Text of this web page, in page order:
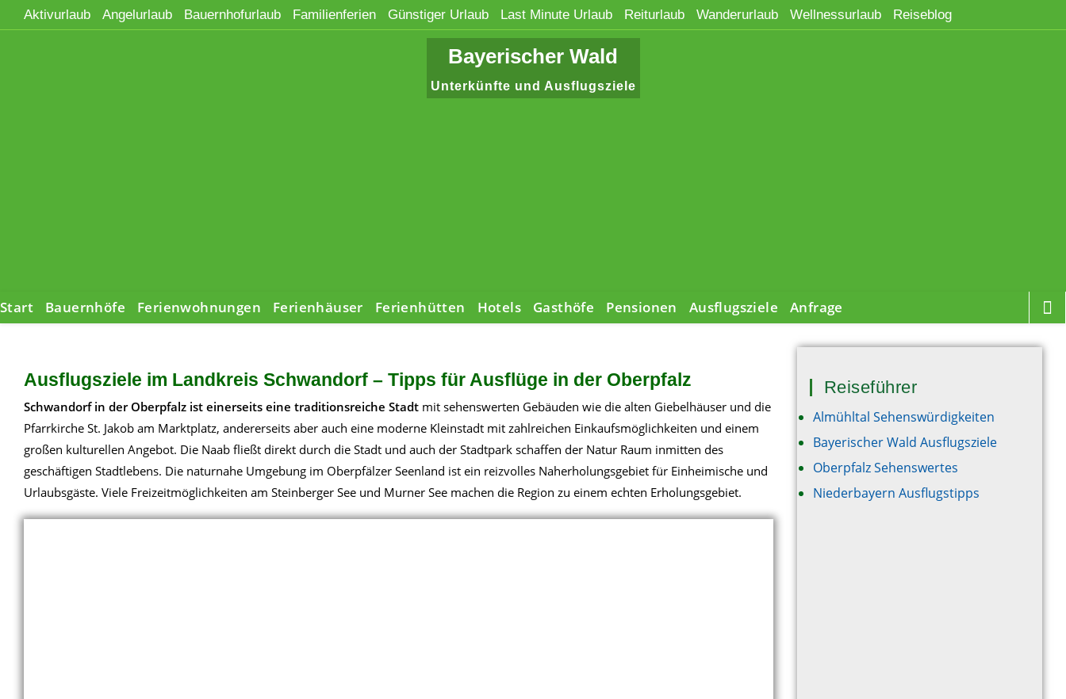
Inhalt
Aktivurlaub Angelurlaub Bauernhofurlaub Familienferien Günstiger Urlaub Last Minute Urlaub Reiturlaub Wanderurlaub Wellnessurlaub Reiseblog
Bayerischer Wald
Unterkünfte und Ausflugsziele
Start Bauernhöfe Ferienwohnungen Ferienhäuser Ferienhütten Hotels Gasthöfe Pensionen Ausflugsziele Anfrage
Ausflugsziele im Landkreis Schwandorf – Tipps für Ausflüge in der Oberpfalz
Schwandorf in der Oberpfalz ist einerseits eine traditionsreiche Stadt mit sehenswerten Gebäuden wie die alten Giebelhäuser und die
Pfarrkirche St. Jakob am Marktplatz, andererseits aber auch eine moderne Kleinstadt mit zahlreichen Einkaufsmöglichkeiten und einem
großen kulturellen Angebot. Die Naab fließt direkt durch die Stadt und auch der Stadtpark schaffen der Natur Raum inmitten des
geschäftigen Stadtlebens. Die naturnahe Umgebung im Oberpfälzer Seenland ist ein reizvolles Naherholungsgebiet für Einheimische und
Urlaubsgäste. Viele Freizeitmöglichkeiten am Steinberger See und Murner See machen die Region zu einem echten Erholungsgebiet.
Reiseführer
Almühltal Sehenswürdigkeiten
Bayerischer Wald Ausflugsziele
Oberpfalz Sehenswertes
Niederbayern Ausflugstipps